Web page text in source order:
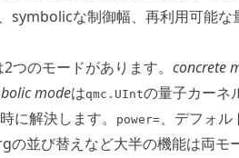
symbolicな制御幅、再利用可能
2つのモードがあります。 concrete
modeはqmc.UIntの量子カーネ
に解決します。
power=、デフォル
の並び替えなど大半の機能は両モ